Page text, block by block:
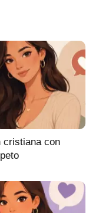
cristiana con